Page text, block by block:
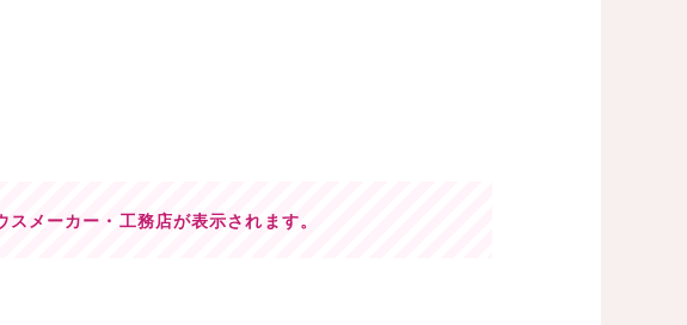
メーカー・工務店が表示されます。